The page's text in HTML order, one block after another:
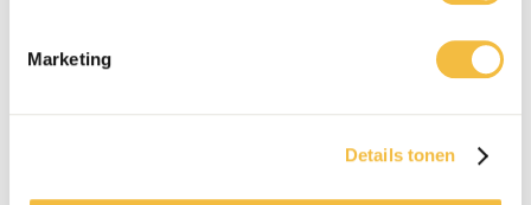
Marketing
Details tonen